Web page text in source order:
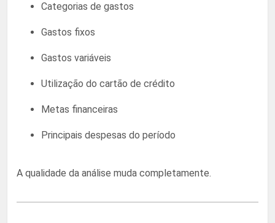
Categorias de gastos
Gastos fixos
Gastos variáveis
Utilização do cartão de crédito
Metas financeiras
Principais despesas do período
A qualidade da análise muda completamente.